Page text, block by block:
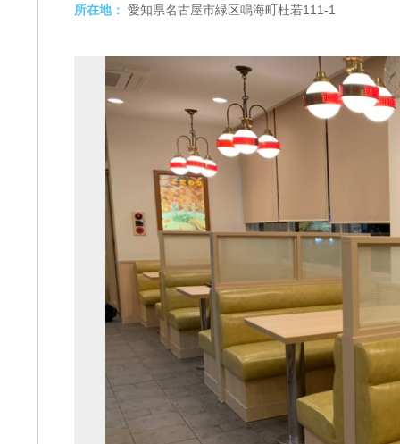
所在地： 愛知県名古屋市緑区鳴海町杜若111-1